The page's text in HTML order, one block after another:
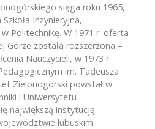
sięga roku 1965,
Inżynieryjna,
Politechnikę. W 1971 r. oferta
Górze została rozszerzona –
Nauczycieli, w 1973 r.
im. Tadeusza
Zielonogórski powstał w
i Uniwersytetu
największą instytucją
lubuskim.